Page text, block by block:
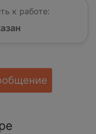
к работе: